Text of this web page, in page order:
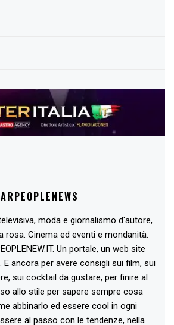
moda e giornalismo d'autore,
rosa. Cinema ed eventi e mondanità.
Un portale, un web site
E ancora per avere consigli sui film, sui
sui cocktail da gustare, per finire al
allo stile per sapere sempre cosa
abbinarlo ed essere cool in ogni
al passo con le tendenze, nella